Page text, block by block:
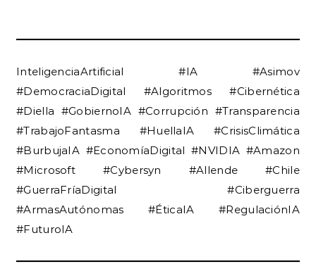
InteligenciaArtificial #IA #Asimov
#DemocraciaDigital #Algoritmos #Cibernética
#Diella #GobiernoIA #Corrupción #Transparencia
#TrabajoFantasma #HuellaIA #CrisisClimática
#BurbujaIA #EconomíaDigital #NVIDIA #Amazon
#Microsoft #Cybersyn #Allende #Chile
#GuerraFríaDigital #Ciberguerra
#ArmasAutónomas #ÉticaIA #RegulaciónIA
#FuturoIA